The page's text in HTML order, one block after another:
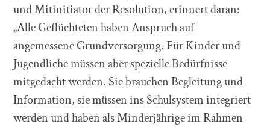
und Mitinitiator der Resolution, erinnert daran:
„Alle Geflüchteten haben Anspruch auf
angemessene Grundversorgung. Für Kinder und
Jugendliche müssen aber spezielle Bedürfnisse
mitgedacht werden. Sie brauchen Begleitung und
Information, sie müssen ins Schulsystem integriert
werden und haben als Minderjährige im Rahmen